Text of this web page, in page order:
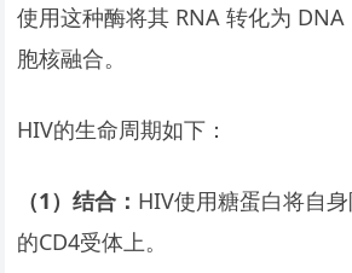
使用这种酶将其 RNA 转化为
胞核融合。
HIV的生命周期如下：
（1）结合： HIV使用糖蛋白将自
的CD4受体上。